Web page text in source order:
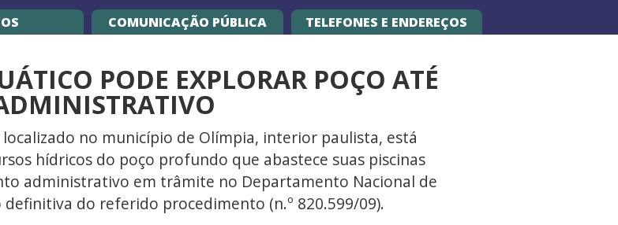
COMUNICAÇÃO PÚBLICA TELEFONES E ENDEREÇOS
PODE EXPLORAR POÇO ATÉ
no município de Olímpia, interior paulista, está
hídricos do poço profundo que abastece suas piscinas
administrativo em trâmite no Departamento Nacional de
do referido procedimento (n.º 820.599/09).